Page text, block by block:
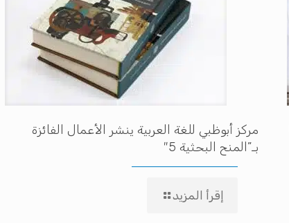
مركز أبوظبي للغة العربية ينشر الأعمال الفائزة
بـ”المنح البحثية 5″
إقرأ المزيد